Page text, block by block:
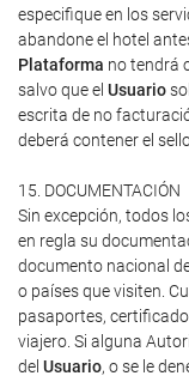
especifique en los
abandone el hotel
Plataforma no tendrá
salvo que el Usuario
escrita de no
deberá contener el
15. DOCUMENTACIÓN
Sin excepción, todos
en regla su
documento nacional
o países que visiten.
pasaportes,
viajero. Si alguna
del Usuario, o se le